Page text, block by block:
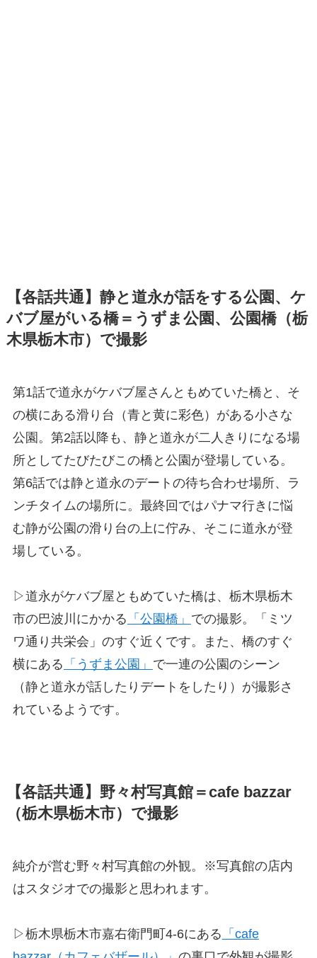
【各話共通】静と道永が話をする公園、ケ
バブ屋がいる橋＝うずま公園、公園橋（栃
木県栃木市）で撮影
第1話で道永がケバブ屋さんともめていた橋と、そ
の横にある滑り台（青と黄に彩色）がある小さな
公園。第2話以降も、静と道永が二人きりになる場
所としてたびたびこの橋と公園が登場している。
第6話では静と道永のデートの待ち合わせ場所、ラ
ンチタイムの場所に。最終回ではパナマ行きに悩
む静が公園の滑り台の上に佇み、そこに道永が登
場している。
▷道永がケバブ屋ともめていた橋は、栃木県栃木
市の巴波川にかかる 「公園橋」 での撮影。「ミツ
ワ通り共栄会」のすぐ近くです。また、橋のすぐ
横にある 「うずま公園」 で一連の公園のシーン
（静と道永が話したりデートをしたり）が撮影さ
れているようです。
【各話共通】野々村写真館＝cafe bazzar
（栃木県栃木市）で撮影
純介が営む野々村写真館の外観。※写真館の店内
はスタジオでの撮影と思われます。
▷栃木県栃木市嘉右衛門町4-6にある 「cafe